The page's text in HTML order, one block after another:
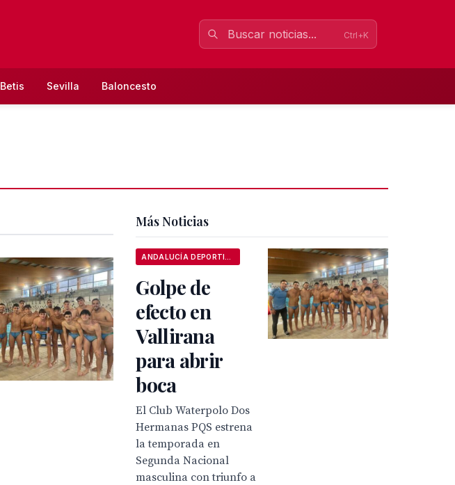
Ctrl+K
Betis Sevilla Baloncesto
Más Noticias
Golpe de
efecto en
Vallirana
para abrir
boca
El Club Waterpolo Dos
Hermanas PQS estrena
la temporada en
Segunda Nacional
masculina con triunfo a